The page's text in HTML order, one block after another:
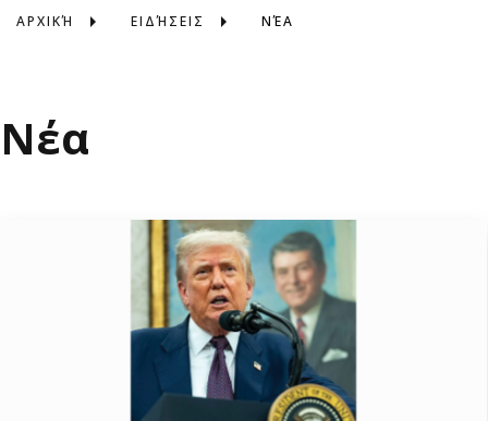
ΑΡΧΙΚΉ ΕΙΔΉΣΕΙΣ ΝΈΑ
Νέα